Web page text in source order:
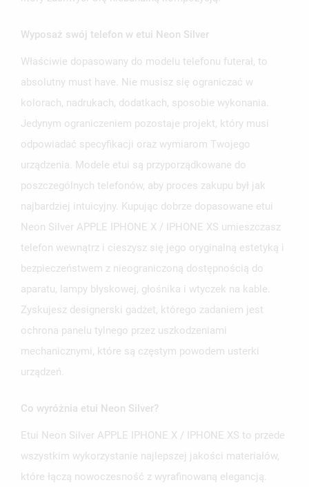
Wyposaż swój telefon w etui Neon Silver
Właściwie dopasowany do modelu telefonu futerał, to
absolutny must have. Nie musisz się ograniczać w
kolorach, nadrukach, dodatkach, sposobie wykonania.
Jedynym ograniczeniem pozostaje projekt, który musi
odpowiadać specyfikacji oraz wymiarom Twojego
urządzenia. Modele etui są przyporządkowane do
poszczególnych telefonów, aby proces zakupu był jak
najbardziej intuicyjny. Kupując dobrze dopasowane etui
Neon Silver APPLE IPHONE X / IPHONE XS umieszczasz
telefon wewnątrz i cieszysz się jego oryginalną estetyką i
bezpieczeństwem z nieograniczoną dostępnością do
aparatu, lampy błyskowej, głośnika i wtyczek na kable.
Zyskujesz designerski gadżet, którego zadaniem jest
ochrona panelu tylnego przez uszkodzeniami
mechanicznymi, które są częstym powodem usterki
urządzeń.
Co wyróżnia etui Neon Silver?
Etui Neon Silver APPLE IPHONE X / IPHONE XS to przede
wszystkim wykorzystanie najlepszej jakości materiałów,
które łączą nowoczesność z wyrafinowaną elegancją.
MOJE LISTY ŻYCZEŃ
add_circle_outlineUTWÓRZ NOWĄ LISTĘ
UTWÓRZ LISTĘ ŻYCZEŃ
NAZWA LISTY ŻYCZEŃ
ZALOGUJ SIĘ
MUSISZ BYĆ ZALOGOWANY BY ZAPISAĆ PRODUKTY NA
SWOJEJ LIŚCIE ŻYCZEŃ.
ANULUJ ZALOGUJ SIĘ